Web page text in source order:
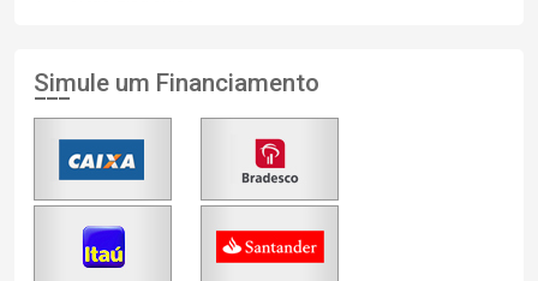
Simule um Financiamento